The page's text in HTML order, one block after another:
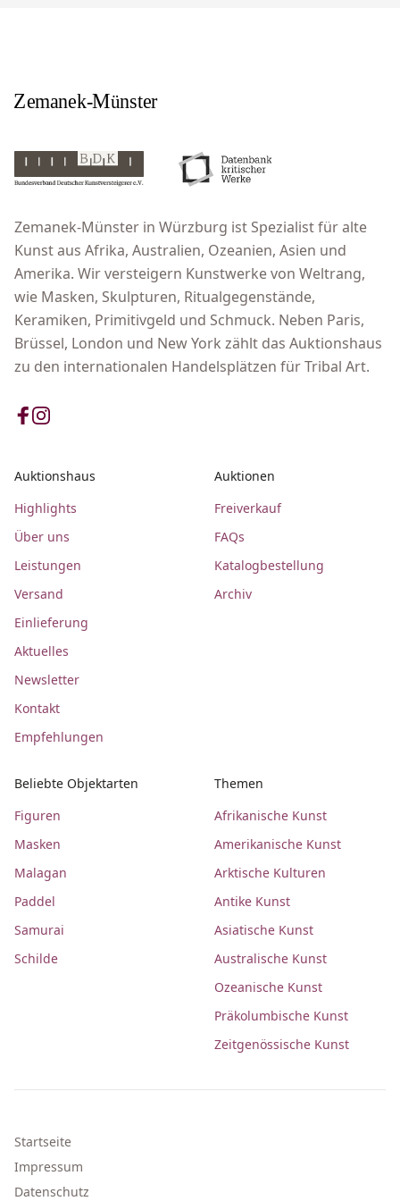
Zemanek-Münster in Würzburg ist Spezialist für alte
Kunst aus Afrika, Australien, Ozeanien, Asien und
Amerika. Wir versteigern Kunstwerke von Weltrang,
wie Masken, Skulpturen, Ritualgegenstände,
Keramiken, Primitivgeld und Schmuck. Neben Paris,
Brüssel, London und New York zählt das Auktionshaus
zu den internationalen Handelsplätzen für Tribal Art.
Auktionshaus
Highlights
Über uns
Leistungen
Versand
Einlieferung
Aktuelles
Newsletter
Kontakt
Empfehlungen
Auktionen
Freiverkauf
FAQs
Katalogbestellung
Archiv
Beliebte Objektarten
Figuren
Masken
Malagan
Paddel
Samurai
Schilde
Themen
Afrikanische Kunst
Amerikanische Kunst
Arktische Kulturen
Antike Kunst
Asiatische Kunst
Australische Kunst
Ozeanische Kunst
Präkolumbische Kunst
Zeitgenössische Kunst
Startseite
Impressum
Datenschutz